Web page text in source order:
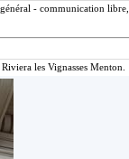
- communication
les Vignasses